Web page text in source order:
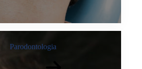
Parodontologia